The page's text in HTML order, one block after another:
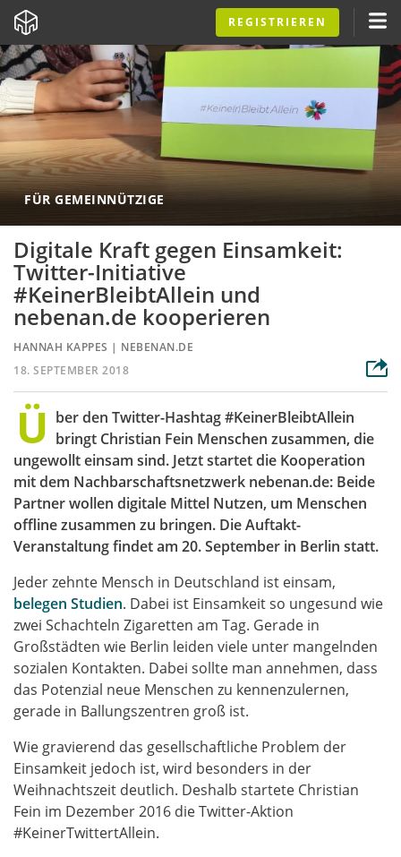
REGISTRIEREN
FÜR GEMEINNÜTZIGE
Digitale Kraft gegen Einsamkeit:
Twitter-Initiative
#KeinerBleibtAllein und
nebenan.de kooperieren
HANNAH KAPPES | NEBENAN.DE
18. SEPTEMBER 2018
Ü ber den Twitter-Hashtag #KeinerBleibtAllein
bringt Christian Fein Menschen zusammen, die
ungewollt einsam sind. Jetzt startet die Kooperation
mit dem Nachbarschaftsnetzwerk nebenan.de: Beide
Partner wollen digitale Mittel Nutzen, um Menschen
offline zusammen zu bringen. Die Auftakt-
Veranstaltung findet am 20. September in Berlin statt.
Jeder zehnte Mensch in Deutschland ist einsam,
belegen Studien. Dabei ist Einsamkeit so ungesund wie
zwei Schachteln Zigaretten am Tag. Gerade in
Großstädten wie Berlin leiden viele unter mangelnden
sozialen Kontakten. Dabei sollte man annehmen, dass
das Potenzial neue Menschen zu kennenzulernen,
gerade in Ballungszentren groß ist.
Wie gravierend das gesellschaftliche Problem der
Einsamkeit jedoch ist, wird besonders in der
Weihnachtszeit deutlich. Deshalb startete Christian
Fein im Dezember 2016 die Twitter-Aktion
#KeinerTwittertAllein.